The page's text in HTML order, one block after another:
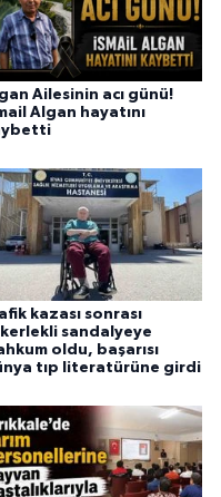
Ailesinin acı günü!
Algan hayatını
kazası sonrası
sandalyeye
oldu, başarısı
tıp literatürüne girdi